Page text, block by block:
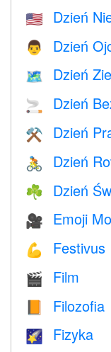
🇺🇸 Dzień
👨 Dzień
🗺️ Dzień
🚬 Dzień
⚒️ Dzień
🚴 Dzień
☘️ Dzień
🎥 Emoji
💪 Festivus
🎬 Film
📙 Filozofia
🌠 Fizyka